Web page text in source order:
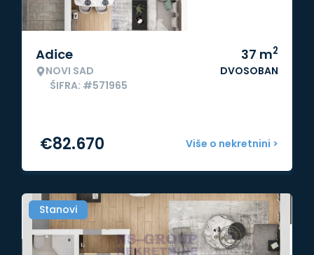
Adice
NOVI SAD
ŠIFRA: #571965
37 m2
DVOSOBAN
Više o nekretnini >
€82.670
Stanovi